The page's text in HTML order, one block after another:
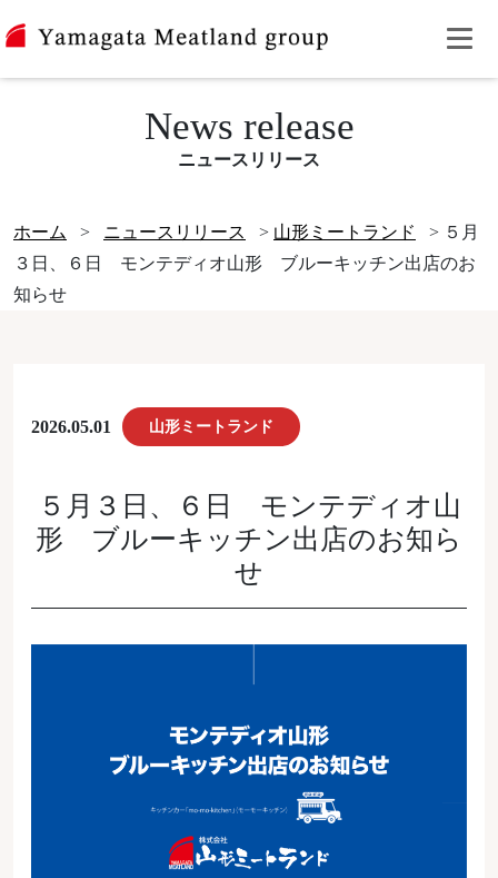
News release
ニュースリリース
ホーム > ニュースリリース > 山形ミートランド > ５月
３日、６日 モンテディオ山形 ブルーキッチン出店のお
知らせ
2026.05.01 山形ミートランド
５月３日、６日 モンテディオ山
形 ブルーキッチン出店のお知ら
せ